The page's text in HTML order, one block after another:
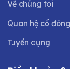
Về chúng tôi
Quan hệ cổ đông
Tuyển dụng